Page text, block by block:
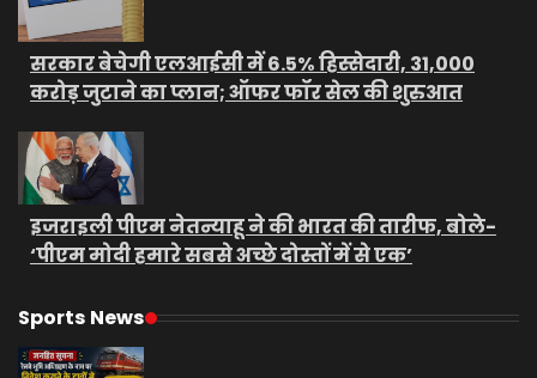
सरकार बेचेगी एलआईसी में 6.5% हिस्सेदारी, 31,000
करोड़ जुटाने का प्लान; ऑफर फॉर सेल की शुरुआत
इजराइली पीएम नेतन्याहू ने की भारत की तारीफ, बोले-
‘पीएम मोदी हमारे सबसे अच्छे दोस्तों में से एक’
Sports News